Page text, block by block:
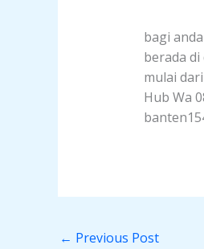
bagi
berada
mulai
Hub Wa
← Previous Post